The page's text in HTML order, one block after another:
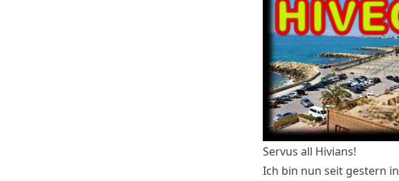
Servus all Hivians!
Ich bin nun seit gestern